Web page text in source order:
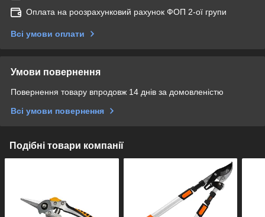
Оплата на роозрахунковий рахунок ФОП 2-ої групи
Всі умови оплати
Умови повернення
Повернення товару впродовж 14 днів за домовленістю
Всі умови повернення
Подібні товари компанії